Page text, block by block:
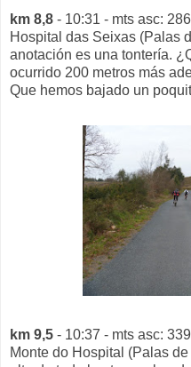
km 8,8 - 10:31 - mts asc:
Hospital das Seixas (Palas
anotación es una tontería.
ocurrido 200 metros más
Que hemos bajado un
km 9,5 - 10:37 - mts asc:
Monte do Hospital (Palas